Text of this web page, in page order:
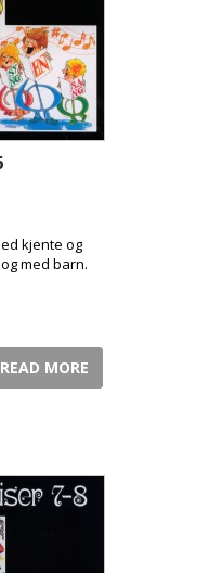
kjente og
med barn.
READ MORE